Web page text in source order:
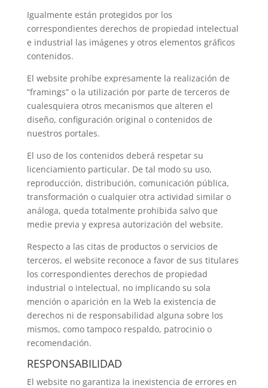
Igualmente están protegidos por los
correspondientes derechos de propiedad intelectual
e industrial las imágenes y otros elementos gráficos
contenidos.
El website prohíbe expresamente la realización de
“framings” o la utilización por parte de terceros de
cualesquiera otros mecanismos que alteren el
diseño, configuración original o contenidos de
nuestros portales.
El uso de los contenidos deberá respetar su
licenciamiento particular. De tal modo su uso,
reproducción, distribución, comunicación pública,
transformación o cualquier otra actividad similar o
análoga, queda totalmente prohibida salvo que
medie previa y expresa autorización del website.
Respecto a las citas de productos o servicios de
terceros, el website reconoce a favor de sus titulares
los correspondientes derechos de propiedad
industrial o intelectual, no implicando su sola
mención o aparición en la Web la existencia de
derechos ni de responsabilidad alguna sobre los
mismos, como tampoco respaldo, patrocinio o
recomendación.
RESPONSABILIDAD
El website no garantiza la inexistencia de errores en